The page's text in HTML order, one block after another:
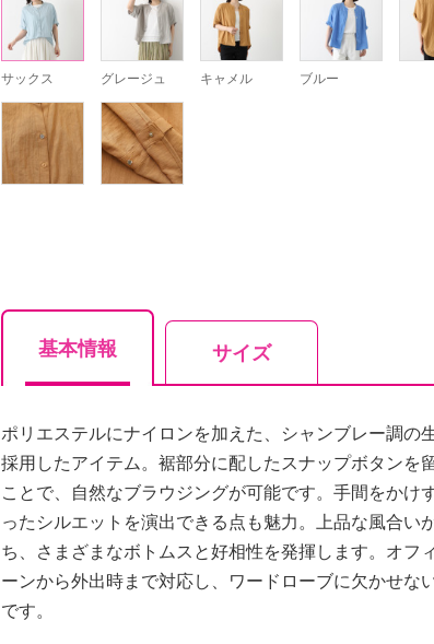
サックス グレージュ キャメル ブルー
基本情報 サイズ
ポリエステルにナイロンを加えた、シャンブレー調の
採用したアイテム。裾部分に配したスナップボタンを
ことで、自然なブラウジングが可能です。手間をかけ
ったシルエットを演出できる点も魅力。上品な風合い
ち、さまざまなボトムスと好相性を発揮します。オフ
ーンから外出時まで対応し、ワードローブに欠かせな
です。